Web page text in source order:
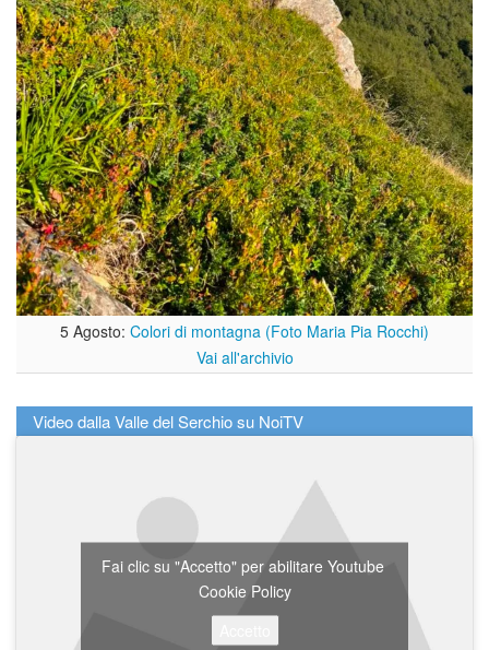
5 Agosto: Colori di montagna (Foto Maria Pia Rocchi)
Vai all'archivio
Video dalla Valle del Serchio su NoiTV
Fai clic su "Accetto" per abilitare Youtube
Cookie Policy